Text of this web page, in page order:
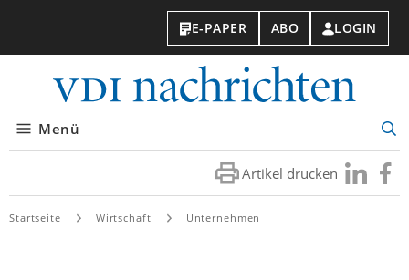
E-PAPER ABO LOGIN
Menü
Artikel drucken Besuchen
Sie
Sie
Startseite Wirtschaft Unternehmen